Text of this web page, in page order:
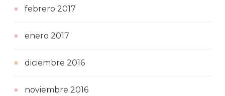
febrero 2017
enero 2017
diciembre 2016
noviembre 2016